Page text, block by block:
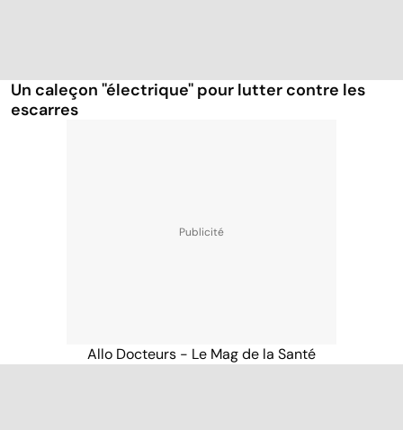
Un caleçon ''électrique'' pour lutter contre les
escarres
Allo Docteurs - Le Mag de la Santé